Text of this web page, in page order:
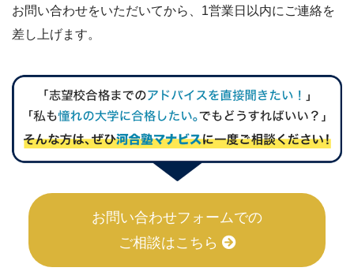
お問い合わせをいただいてから、1営業日以内にご連絡を
差し上げます。
お問い合わせフォームでの
ご相談はこちら